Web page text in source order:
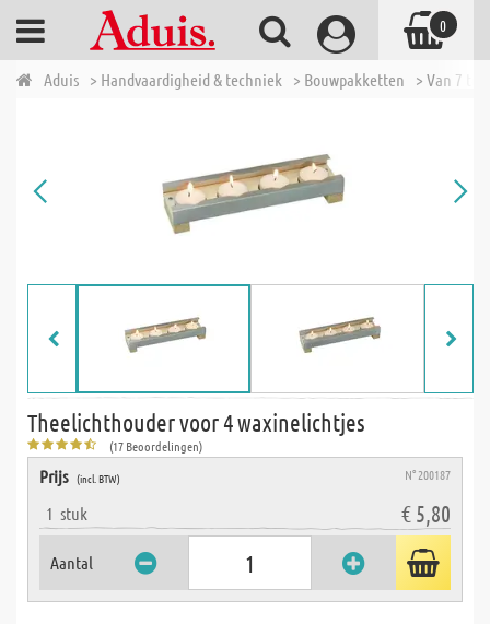
Aduis > Handvaardigheid & techniek > Bouwpakketten > Van 7 tot
Theelichthouder voor 4 waxinelichtjes
(17 Beoordelingen)
Prijs (incl. BTW) N° 200187
1 stuk € 5,80
Aantal
0